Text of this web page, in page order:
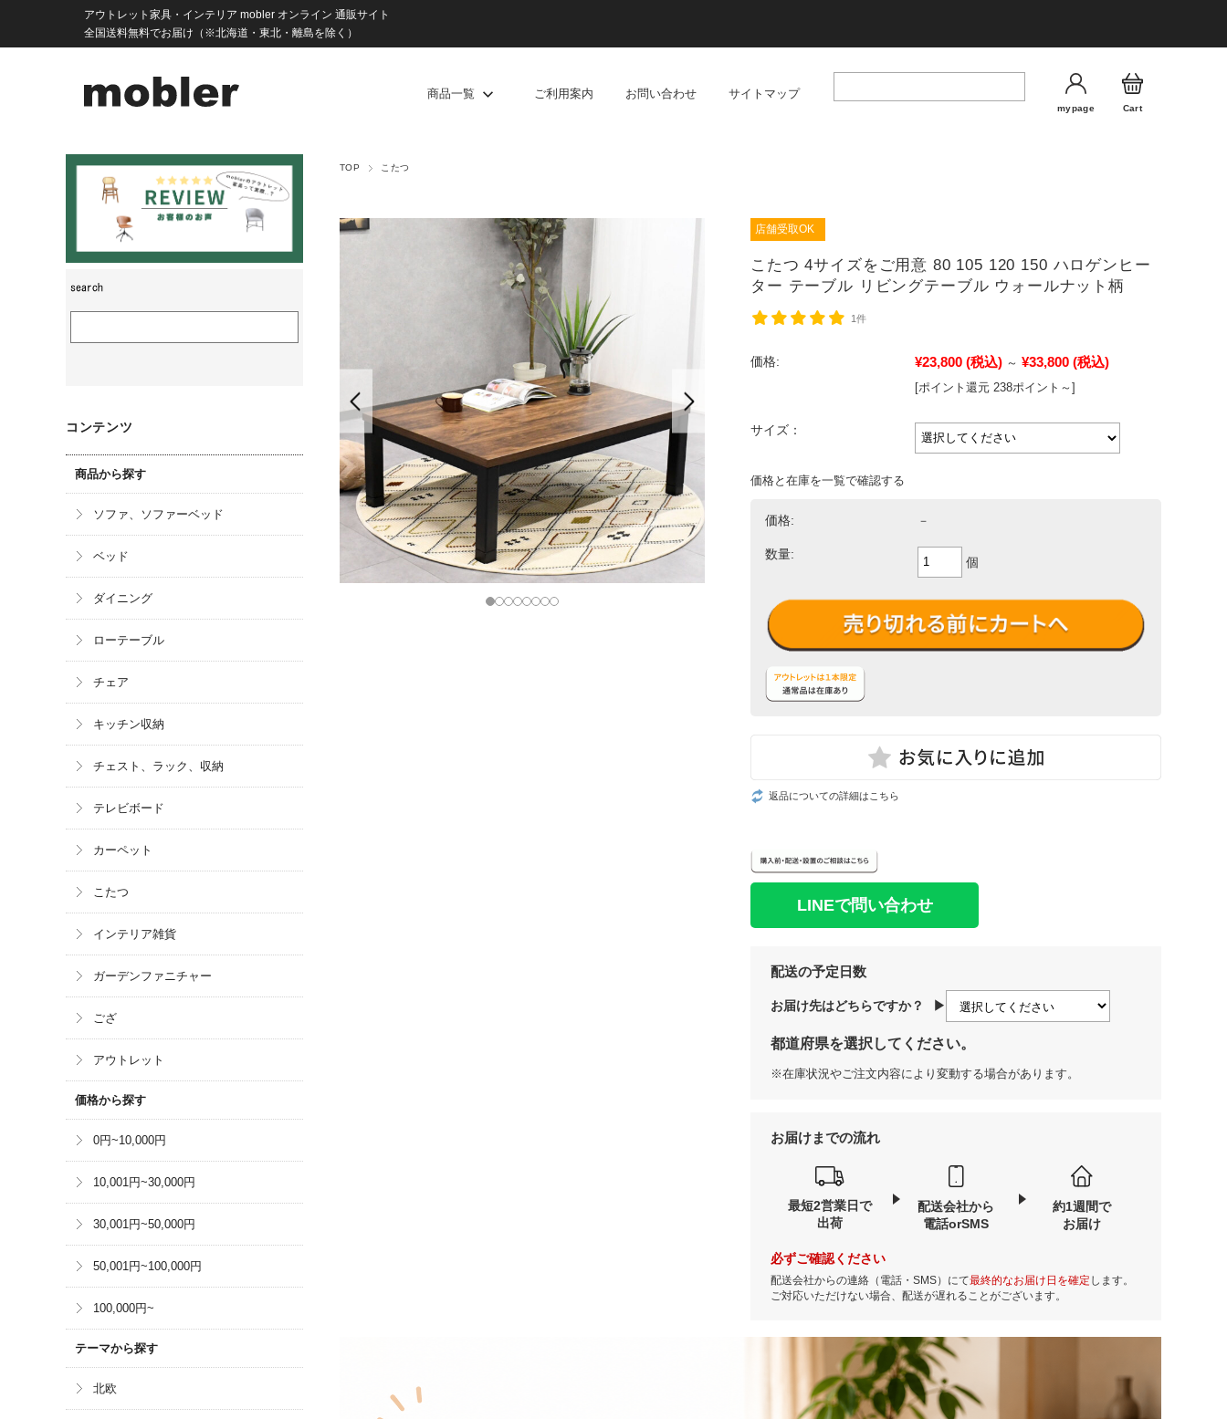
アウトレット家具・インテリア mobler オンライン 通販サイト
全国送料無料でお届け（※北海道・東北・離島を除く）
商品一覧 ご利用案内 お問い合わせ サイトマップ
mypage Cart
TOP こたつ
店舗受取OK
こたつ 4サイズをご用意 80 105 120 150 ハロゲンヒー
ター テーブル リビングテーブル ウォールナット柄
1件
価格: ¥23,800 (税込) ～ ¥33,800 (税込)
[ポイント還元 238ポイント～]
サイズ：
価格と在庫を一覧で確認する
価格: －
数量:
個
返品についての詳細はこちら
LINEで問い合わせ
配送の予定日数
お届け先はどちらですか？ ▶
都道府県を選択してください。
※在庫状況やご注文内容により変動する場合があります。
お届けまでの流れ
最短2営業日で
出荷
配送会社から
電話orSMS
約1週間で
お届け
必ずご確認ください
配送会社からの連絡（電話・SMS）にて最終的なお届け日を確定 します。
ご対応いただけない場合、配送が遅れることがございます。
コンテンツ
商品から探す
ソファ、ソファーベッド
ベッド
ダイニング
ローテーブル
チェア
キッチン収納
チェスト、ラック、収納
テレビボード
カーペット
こたつ
インテリア雑貨
ガーデンファニチャー
ござ
アウトレット
価格から探す
0円~10,000円
10,001円~30,000円
30,001円~50,000円
50,001円~100,000円
100,000円~
テーマから探す
北欧